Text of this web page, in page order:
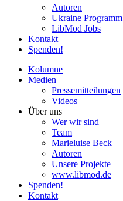
Autoren
Ukraine Pro­gramm
LibMod Jobs
Kontakt
Spenden!
Kolumne
Medien
Pres­se­mit­tei­lun­gen
Videos
Über uns
Wer wir sind
Team
Marie­luise Beck
Autoren
Unsere Pro­jekte
www.libmod.de
Spenden!
Kontakt